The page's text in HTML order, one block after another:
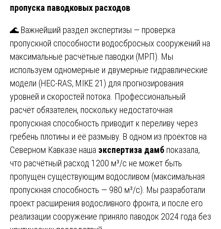
пропуска паводковых расходов
🌊 Важнейший раздел экспертизы — проверка
пропускной способности водосбросных сооружений на
максимальные расчётные паводки (МРП). Мы
используем одномерные и двумерные гидравлические
модели (HEC-RAS, MIKE 21) для прогнозирования
уровней и скоростей потока. Профессиональный
расчёт обязателен, поскольку недостаточная
пропускная способность приводит к переливу через
гребень плотины и её размыву. В одном из проектов на
Северном Кавказе наша экспертиза дамб показала,
что расчётный расход 1200 м³/с не может быть
пропущен существующим водосливом (максимальная
пропускная способность — 980 м³/с). Мы разработали
проект расширения водосливного фронта, и после его
реализации сооружение приняло паводок 2024 года без